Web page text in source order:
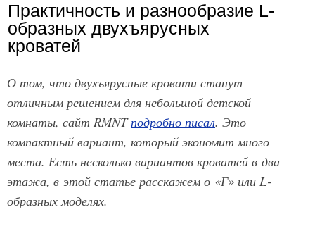
Практичность и разнообразие L-
образных двухъярусных
кроватей
О том, что двухъярусные кровати станут
отличным решением для небольшой детской
комнаты, сайт RMNTподробно писал. Это
компактный вариант, который экономит много
места. Есть несколько вариантов кроватей в два
этажа, в этой статье расскажем о «Г» или L-
образных моделях.